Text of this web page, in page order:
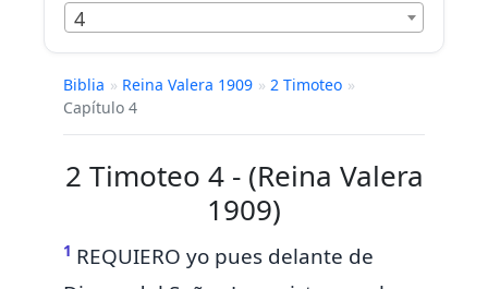
4
Biblia » Reina Valera 1909 » 2 Timoteo »
Capítulo 4
2 Timoteo 4 - (Reina Valera
1909)
1 REQUIERO yo pues delante de